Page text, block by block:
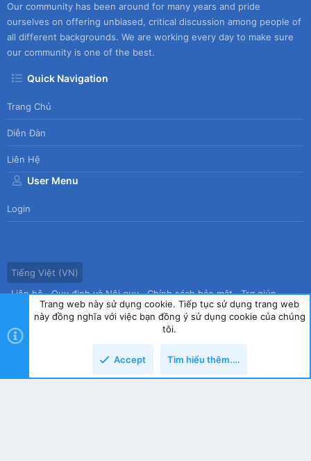
Our community has been around for many years and pride
ourselves on offering unbiased, critical discussion among people of
all different backgrounds. We are working every day to make sure
our community is one of the best.
Quick Navigation
Trang Chủ
Diễn Đàn
Liên Hệ
User Menu
Login
Tiếng Việt (VN)
Liên hệ
Quy định và Nội quy Chính sách bảo mật
Trợ giúp
Trang chủ
R
copyright by Tin học Thế hệ mới
Trang web này sử dụng cookie. Tiếp tục sử dụng trang web
này đồng nghĩa với việc bạn đồng ý sử dụng cookie của chúng
tôi.
Accept Tìm hiểu thêm.…